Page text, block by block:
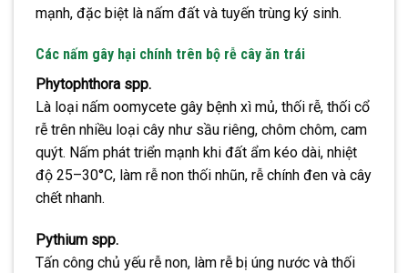
mạnh, đặc biệt là nấm đất và tuyến trùng ký sinh.
Các nấm gây hại chính trên bộ rễ cây ăn trái
Phytophthora spp.
Là loại nấm oomycete gây bệnh xì mủ, thối rễ, thối cổ
rễ trên nhiều loại cây như sầu riêng, chôm chôm, cam
quýt. Nấm phát triển mạnh khi đất ẩm kéo dài, nhiệt
độ 25–30°C, làm rễ non thối nhũn, rễ chính đen và cây
chết nhanh.
Pythium spp.
Tấn công chủ yếu rễ non, làm rễ bị úng nước và thối